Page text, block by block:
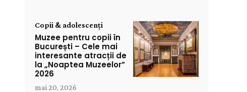
Copii & adolescenți
Muzee pentru copii în
București – Cele mai
interesante atracții de
la „Noaptea Muzeelor”
2026
mai 20, 2026